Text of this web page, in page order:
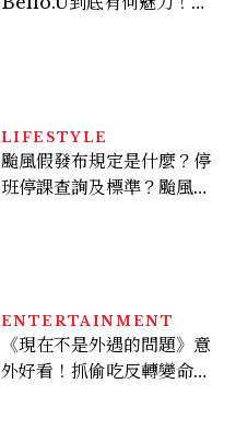
LIFESTYLE
颱風假發布規定是什麼？停
班停課查詢及標準？颱風假
ENTERTAINMENT
《現在不是外遇的問題》意
外好看！抓偷吃反轉變命